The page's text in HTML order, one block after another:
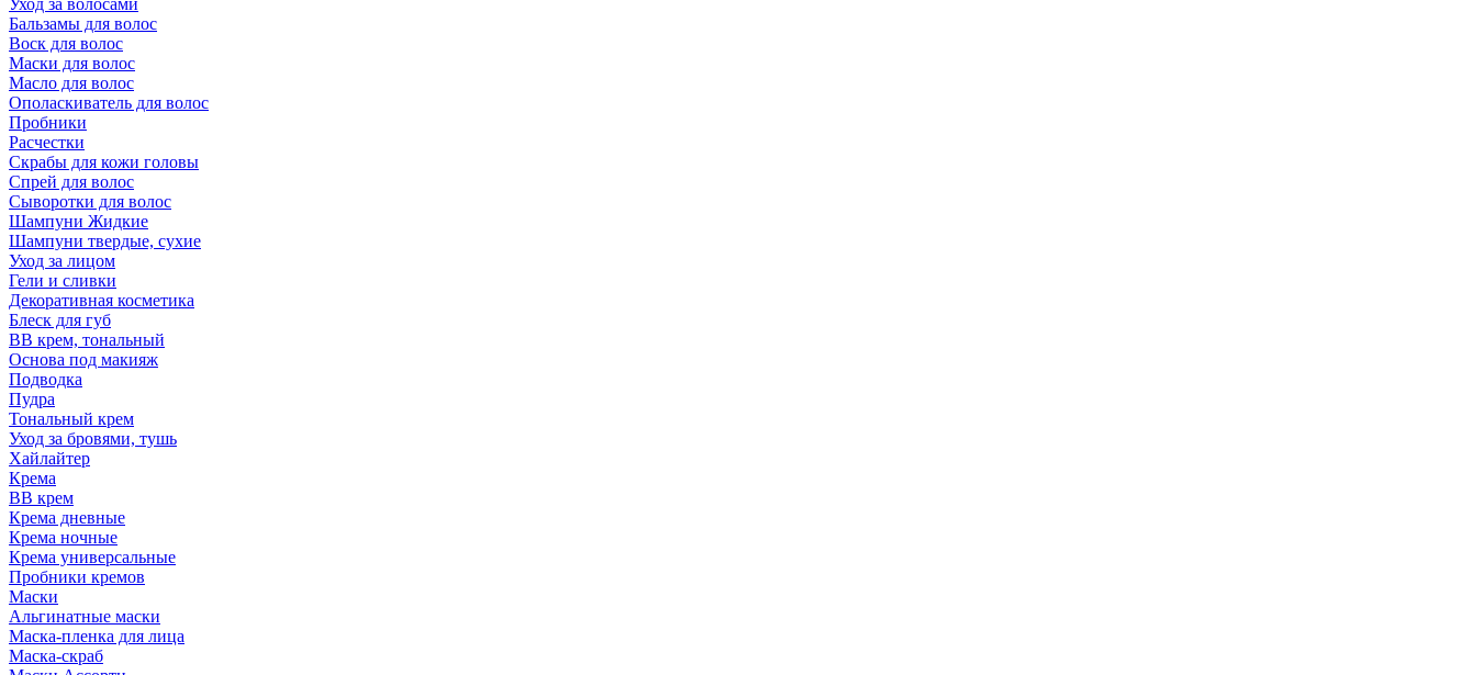
Уход за волосами
Бальзамы для волос
Воск для волос
Маски для волос
Масло для волос
Ополаскиватель для волос
Пробники
Расчестки
Скрабы для кожи головы
Спрей для волос
Сыворотки для волос
Шампуни Жидкие
Шампуни твердые, сухие
Уход за лицом
Гели и сливки
Декоративная косметика
Блеск для губ
ВВ крем, тональный
Основа под макияж
Подводка
Пудра
Тональный крем
Уход за бровями, тушь
Хайлайтер
Крема
ВВ крем
Крема дневные
Крема ночные
Крема универсальные
Пробники кремов
Маски
Альгинатные маски
Маска-пленка для лица
Маска-скраб